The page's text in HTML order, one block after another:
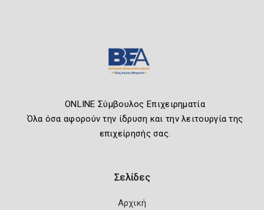
ONLINE Σύμβουλος Επιχειρηματία
Όλα όσα αφορούν την ίδρυση και την λειτουργία της
επιχείρησής σας.
Σελίδες
Αρχική